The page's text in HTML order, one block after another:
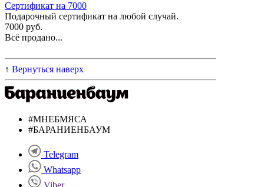
Сертификат на 7000
Подарочный сертификат на любой случай.
7000 руб.
Всё продано...
↑ Вернуться наверх
#МНЕБМЯСА
#БАРАНИЕНБАУМ
Telegram
Whatsapp